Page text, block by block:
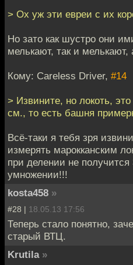
> Ох уж эти евреи с их
Но зато как шустро они
мелькают, так и мелькают,
Кому: Careless Driver, #14
> Извините, но локоть,
см., то есть башня
Всё-таки я тебя зря
измерять марокканским
при делении не
умножении!!!
kosta458 »
#28 | 18.05.13 17:56
Теперь стало понятно,
старый ВТЦ.
Krutila »